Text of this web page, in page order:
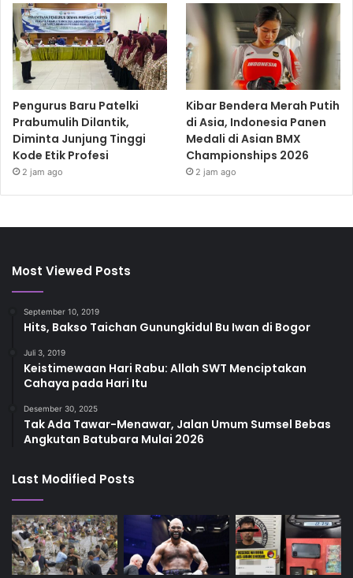
Pengurus Baru Patelki
Prabumulih Dilantik,
Diminta Junjung Tinggi
Kode Etik Profesi
2 jam ago
Kibar Bendera Merah Putih
di Asia, Indonesia Panen
Medali di Asian BMX
Championships 2026
2 jam ago
Most Viewed Posts
September 10, 2019
Hits, Bakso Taichan Gunungkidul Bu Iwan di Bogor
Juli 3, 2019
Keistimewaan Hari Rabu: Allah SWT Menciptakan
Cahaya pada Hari Itu
Desember 30, 2025
Tak Ada Tawar-Menawar, Jalan Umum Sumsel Bebas
Angkutan Batubara Mulai 2026
Last Modified Posts